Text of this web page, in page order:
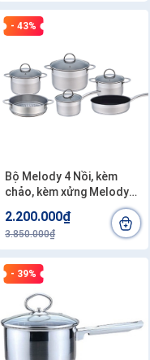
- 43%
Bộ Melody 4 Nồi, kèm
chảo, kèm xửng Melody
2.200.000₫
3.850.000₫
- 39%